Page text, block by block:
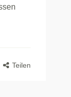
Teilen